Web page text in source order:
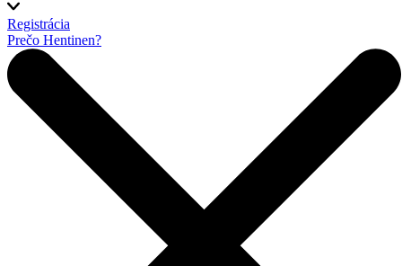
Registrácia
Prečo Hentinen?